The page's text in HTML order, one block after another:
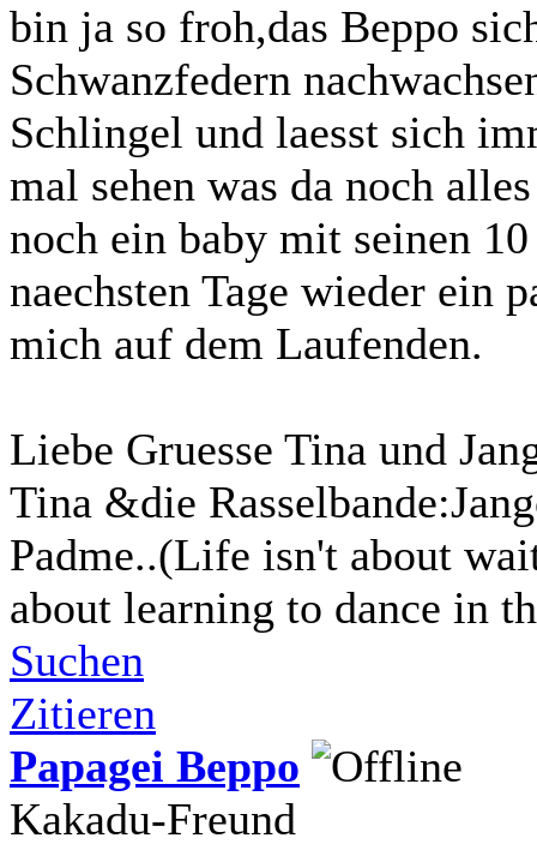
bin ja so froh,das Beppo
Schwanzfedern
Schlingel und laesst sich
mal sehen was da noch
noch ein baby mit seinen
naechsten Tage wieder ein
mich auf dem Laufenden.
Liebe Gruesse Tina und
Tina &die
Padme..(Life isn't about
about learning to dance in
Suchen
Zitieren
Papagei Beppo
Kakadu-Freund